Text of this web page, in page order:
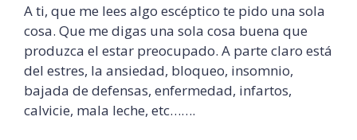
A ti, que me lees algo escéptico te pido una sola
cosa. Que me digas una sola cosa buena que
produzca el estar preocupado. A parte claro está
del estres, la ansiedad, bloqueo, insomnio,
bajada de defensas, enfermedad, infartos,
calvicie, mala leche, etc…….